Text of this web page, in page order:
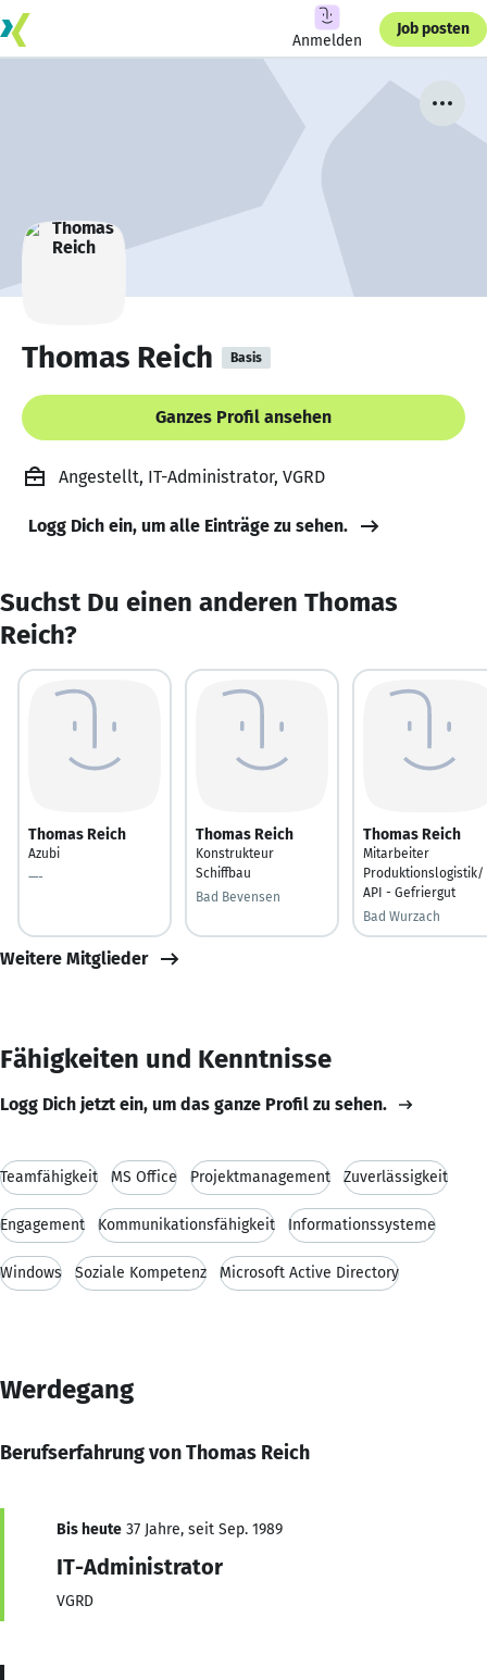
Anmelden
Job posten
Thomas Reich Basis
Ganzes Profil ansehen
Angestellt, IT-Administrator, VGRD
Logg Dich ein, um alle Einträge zu sehen.
Suchst Du einen anderen Thomas
Reich?
Thomas Reich
Azubi
—-
Thomas Reich
Konstrukteur
Schiffbau
Bad Bevensen
Thomas Reich
Mitarbeiter
Produktionslogistik/
API - Gefriergut
Bad Wurzach
Weitere Mitglieder
Fähigkeiten und Kenntnisse
Logg Dich jetzt ein, um das ganze Profil zu sehen.
Teamfähigkeit MS Office Projektmanagement Zuverlässigkeit
Engagement Kommunikationsfähigkeit Informationssysteme
Windows Soziale Kompetenz Microsoft Active Directory
Werdegang
Berufserfahrung von Thomas Reich
Bis heute 37 Jahre, seit Sep. 1989
IT-Administrator
VGRD